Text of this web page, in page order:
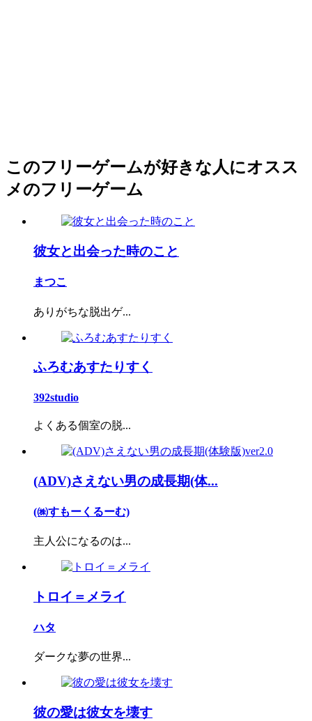
このフリーゲームが好きな人にオスス
メのフリーゲーム
彼女と出会った時のこと
まつこ
ありがちな脱出ゲ...
ふろむあすたりすく
392studio
よくある個室の脱...
(ADV)さえない男の成長期(体...
(㈱すもーくるーむ)
主人公になるのは...
トロイ＝メライ
ハタ
ダークな夢の世界...
彼の愛は彼女を壊す